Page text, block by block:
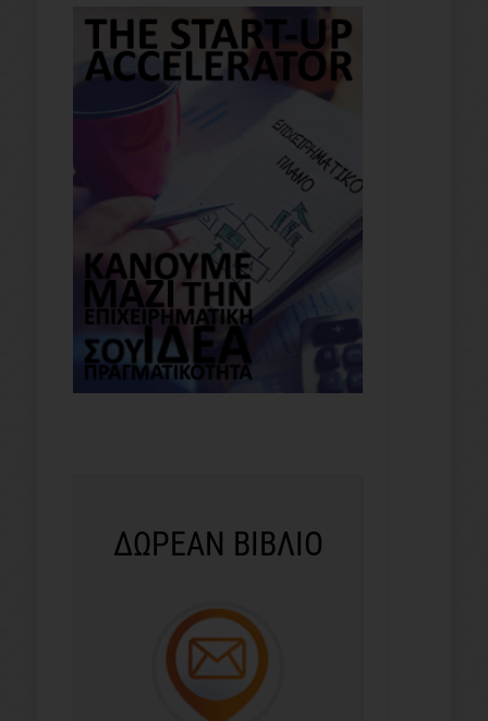
ΔΩΡΕΑΝ ΒΙΒΛΙΟ